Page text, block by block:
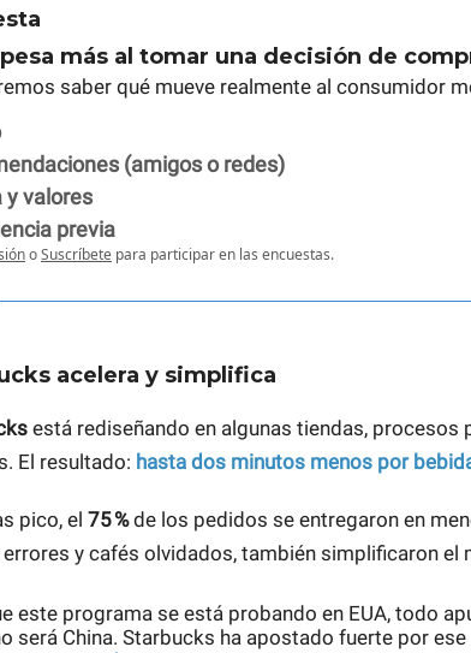
más al tomar una decisión de
saber qué mueve realmente al consumidor
(amigos o redes)
y valores
previa
oSuscríbete para participar en las encuestas.
acelera y simplifica
está rediseñando en algunas tiendas, procesos
El resultado: hasta dos minutos menos por
pico, el 75 %de los pedidos se entregaron en
y cafés olvidados, también simplificaron el
este programa se está probando en EUA, todo
será China. Starbucks ha apostado fuerte por